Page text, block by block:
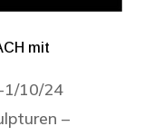
mit
1/10/24
–